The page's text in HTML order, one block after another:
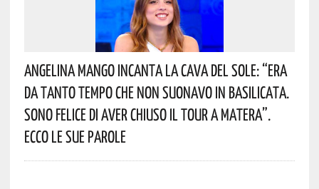
Angelina Mango Incanta La Cava Del Sole: “era
Da Tanto Tempo Che Non Suonavo In Basilicata.
Sono Felice Di Aver Chiuso Il Tour A Matera”.
Ecco Le Sue Parole